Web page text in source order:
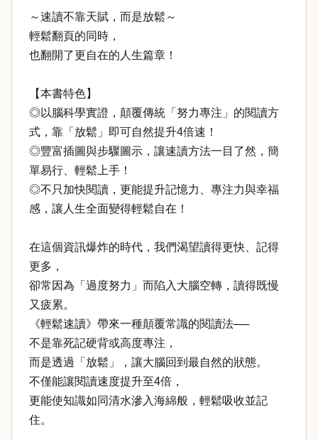
～速讀不靠天賦，而是放鬆～
輕鬆翻頁的同時，
也翻開了更自在的人生篇章！
【本書特色】
◎以腦科學實證，顛覆傳統「努力專注」的閱讀方
式，靠「放鬆」即可自然提升4倍速！
◎豐富插圖與步驟圖示，讓速讀方法一目了然，簡
單易行、輕鬆上手！
◎不只加快閱讀，更能提升記憶力、專注力與幸福
感，讓人生全面變得輕鬆自在！
在這個資訊爆炸的時代，我們渴望讀得更快、記得
更多，
卻常因為「過度努力」而陷入大腦空轉，讀得既慢
又疲累。
《輕鬆速讀》帶來一種顛覆常識的閱讀法──
不是靠死記硬背或高度專注，
而是透過「放鬆」，讓大腦回到最自然的狀態。
不僅能讓閱讀速度提升至4倍，
更能使知識如同清水滲入海綿般，輕鬆吸收並記
住。